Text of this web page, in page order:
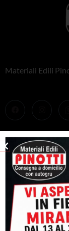
Materiali Edili
PRODOTTI
Stufe
Caminetti e inserti